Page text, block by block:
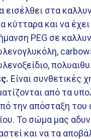
εισέλθει στα
κύτταρα και να
PEG σε
Είναι συνθετικές
από τα
την απόσταξη του
Το σώμα μας
και να τα